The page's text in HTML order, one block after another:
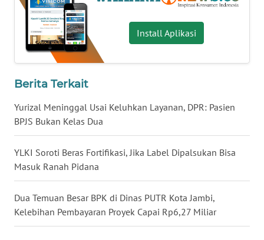
Install Aplikasi
Berita Terkait
Yurizal Meninggal Usai Keluhkan Layanan, DPR: Pasien
BPJS Bukan Kelas Dua
YLKI Soroti Beras Fortifikasi, Jika Label Dipalsukan Bisa
Masuk Ranah Pidana
Dua Temuan Besar BPK di Dinas PUTR Kota Jambi,
Kelebihan Pembayaran Proyek Capai Rp6,27 Miliar
BABEL
WN
SUMBAR
WN
WN
BENGKULU
WN
LAMPUNG
WN
JATENG